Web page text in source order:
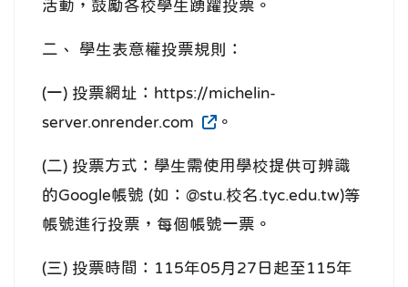
活動，鼓勵各校學生踴躍投票。
二、 學生表意權投票規則：
(一) 投票網址：https://michelin-
server.onrender.com
。
(二) 投票方式：學生需使用學校提供可辨識
的Google帳號 (如：@stu.校名.tyc.edu.tw)等
帳號進行投票，每個帳號一票。
(三) 投票時間：115年05月27日起至115年